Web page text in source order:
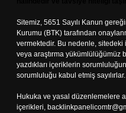
Sitemiz, 5651 Sayılı Kanun
Kurumu (BTK) tarafından
vermektedir. Bu nedenle,
veya araştırma yükümlülüğümüz
yazdıkları içeriklerin
sorumluluğu kabul etmiş sayılırlar.
Hukuka ve yasal düzenlemelere
içerikleri,